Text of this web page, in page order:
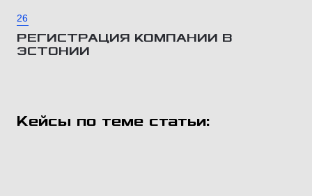
26
РЕГИСТРАЦИЯ КОМПАНИИ В
ЭСТОНИИ
Кейсы по теме статьи: